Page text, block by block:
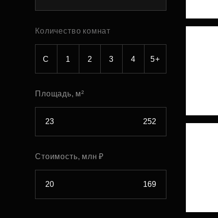
Рефинансирование
Количество комнат
С 1 2 3 4 5+
Площадь, м²
Стоимость, млн ₽